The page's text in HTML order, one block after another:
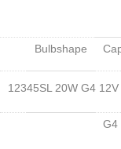
Bulbshape
12345SL 20W G4
G4